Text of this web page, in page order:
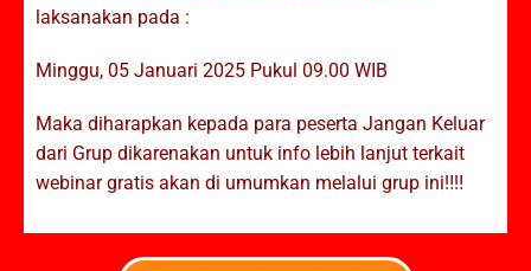
laksanakan pada :
Minggu, 05 Januari 2025 Pukul 09.00 WIB
Maka diharapkan kepada para peserta Jangan Keluar
dari Grup dikarenakan untuk info lebih lanjut terkait
webinar gratis akan di umumkan melalui grup ini‼️‼️